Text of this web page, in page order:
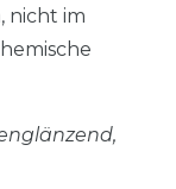
nicht im